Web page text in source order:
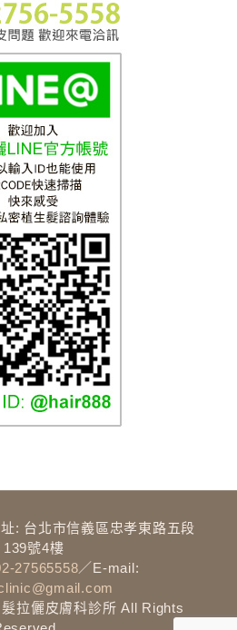
: 台北市信義區忠孝東路五段
139號4樓
27565558／E-mail:
拉儷皮膚科診所 All Rights